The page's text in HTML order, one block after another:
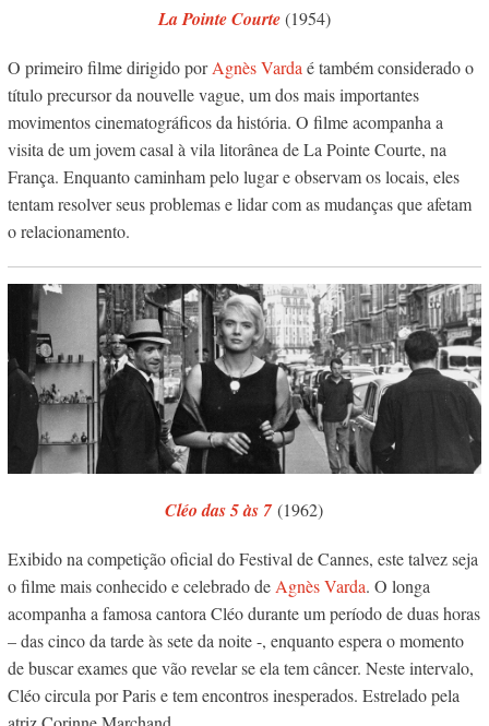
La Pointe Courte(1954)
O primeiro filme dirigido porAgnès Vardaé também considerado o
título precursor da nouvelle vague, um dos mais importantes
movimentos cinematográficos da história. O filme acompanha a
visita de um jovem casal à vila litorânea de La Pointe Courte, na
França. Enquanto caminham pelo lugar e observam os locais, eles
tentam resolver seus problemas e lidar com as mudanças que afetam
o relacionamento.
Cléo das 5 às 7 (1962)
Exibido na competição oficial do Festival de Cannes, este talvez seja
o filme mais conhecido e celebrado de Agnès Varda. O longa
acompanha a famosa cantora Cléo durante um período de duas horas
– das cinco da tarde às sete da noite -, enquanto espera o momento
de buscar exames que vão revelar se ela tem câncer. Neste intervalo,
Cléo circula por Paris e tem encontros inesperados. Estrelado pela